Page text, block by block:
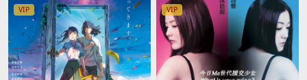
VIP VIP